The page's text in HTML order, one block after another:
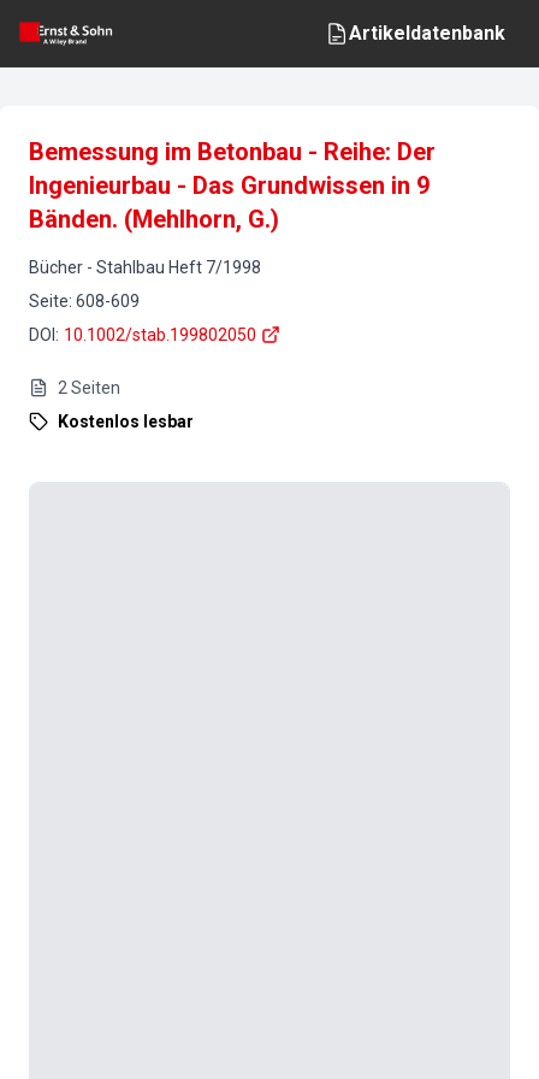
Artikeldatenbank
Bemessung im Betonbau - Reihe: Der
Ingenieurbau - Das Grundwissen in 9
Bänden. (Mehlhorn, G.)
Bücher - Stahlbau Heft 7/1998
Seite: 608-609
DOI : 10.1002/stab.199802050
2 Seiten
Kostenlos lesbar